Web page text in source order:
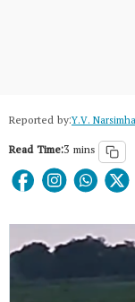
Reported by:Y.V.
Read Time:3 mins